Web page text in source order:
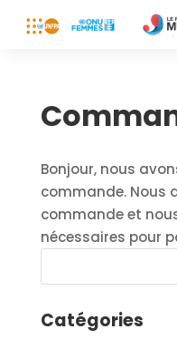
Bonjour, nous
commande. Nous
commande et
nécessaires pour
Catégories